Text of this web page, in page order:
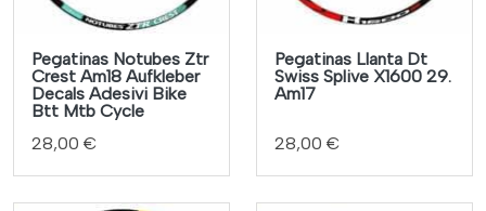
Pegatinas Notubes Ztr
Crest Am18 Aufkleber
Decals Adesivi Bike
Btt Mtb Cycle
28,00 €
Pegatinas Llanta Dt
Swiss Splive X1600 29.
Am17
28,00 €